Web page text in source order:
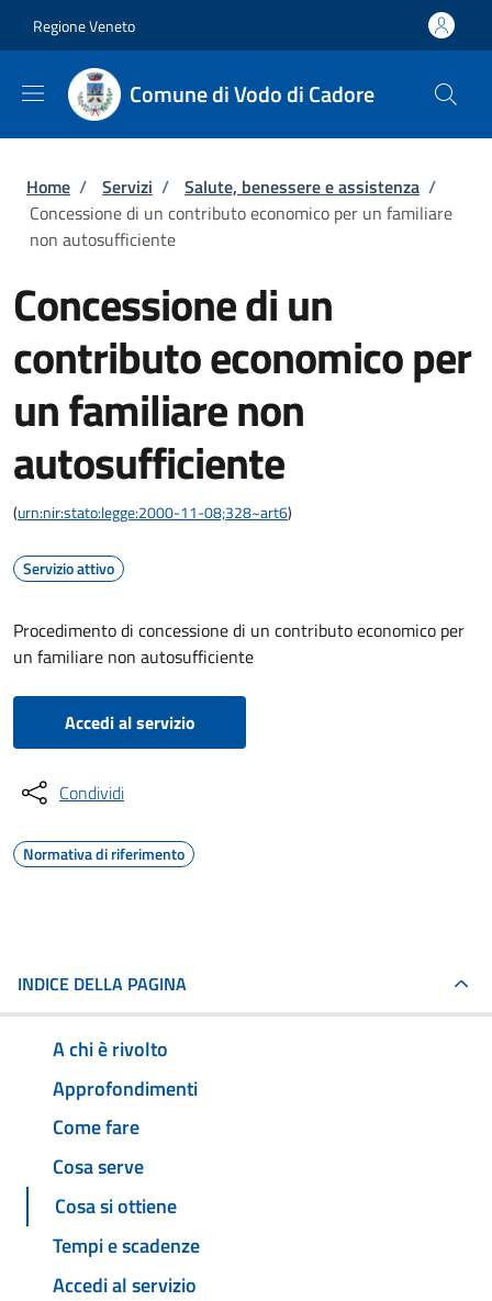
Regione Veneto
Comune di Vodo di Cadore
Briciole di pane
Home / Servizi / Salute, benessere e assistenza /
Concessione di un contributo economico per un familiare
non autosufficiente
Concessione di un
contributo economico per
un familiare non
autosufficiente
(urn:nir:stato:legge:2000-11-08;328~art6)
Servizio attivo
Procedimento di concessione di un contributo economico per
un familiare non autosufficiente
Accedi al servizio
Condividi
Normativa di riferimento
INDICE DELLA PAGINA
A chi è rivolto
Approfondimenti
Come fare
Cosa serve
Cosa si ottiene
Tempi e scadenze
Accedi al servizio